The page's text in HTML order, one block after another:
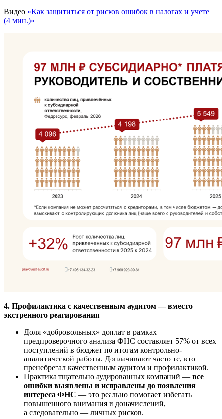
Видео «Как защититься от рисков ошибок в налогах и учете
(4 мин.)»
4. Профилактика с качественным аудитом — вместо
экстренного реагирования
Доля «добровольных» доплат в рамках
предпроверочного анализа ФНС составляет 57% от всех
поступлений в бюджет по итогам контрольно-
аналитической работы. Доплачивают часто те, кто
пренебрегал качественным аудитом и профилактикой.
Практика тщательно аудированных компаний — все
ошибки выявлены и исправлены до появления
интереса ФНС — это реально помогает избегать
повышенного внимания и доначислений,
а следовательно — личных рисков.